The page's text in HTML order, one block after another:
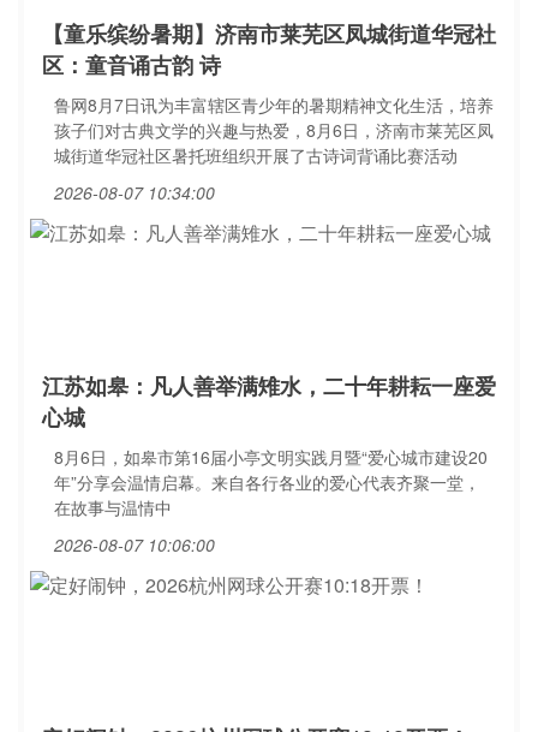
【童乐缤纷暑期】济南市莱芜区凤城街道华冠社
区：童音诵古韵 诗
鲁网8月7日讯为丰富辖区青少年的暑期精神文化生活，培养
孩子们对古典文学的兴趣与热爱，8月6日，济南市莱芜区凤
城街道华冠社区暑托班组织开展了古诗词背诵比赛活动
2026-08-07 10:34:00
江苏如皋：凡人善举满雉水，二十年耕耘一座爱
心城
8月6日，如皋市第16届小亭文明实践月暨“爱心城市建设20
年”分享会温情启幕。来自各行各业的爱心代表齐聚一堂，
在故事与温情中
2026-08-07 10:06:00